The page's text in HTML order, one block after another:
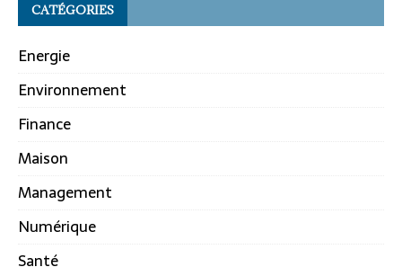
CATÉGORIES
Energie
Environnement
Finance
Maison
Management
Numérique
Santé